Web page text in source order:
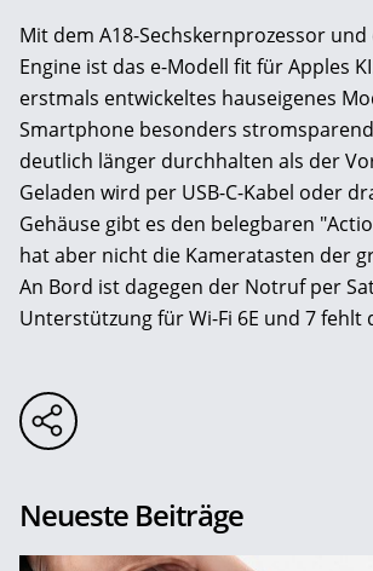
Mit dem A18-Sechskernprozessor
Engine ist das e-Modell fit für Apples
erstmals entwickeltes hauseigenes
Smartphone besonders
deutlich länger durchhalten als der
Geladen wird per USB-C-Kabel oder
Gehäuse gibt es den belegbaren
hat aber nicht die Kameratasten der
An Bord ist dagegen der Notruf per
Unterstützung für Wi-Fi 6E und 7 fehlt
Neueste Beiträge